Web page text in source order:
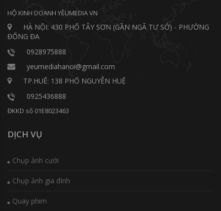
HỘ KINH DOANH YÊUMEDIA VN
HÀ NỘI: 430 PHỐ TÂY SƠN (GẦN NGÃ TƯ SỞ) - PHƯỜNG
ĐỐNG ĐA
0928975888
yeumediahanoi@gmail.com
TP.HUẾ: 138 PHỐ NGUYỄN HUỆ
0925436888
ĐKKD số 01E8023463
DỊCH VỤ
Chụp ảnh cưới
Chụp ảnh gia đình
Quay phim